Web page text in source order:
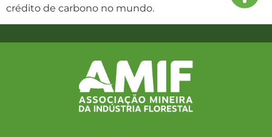
crédito de carbono no mundo.